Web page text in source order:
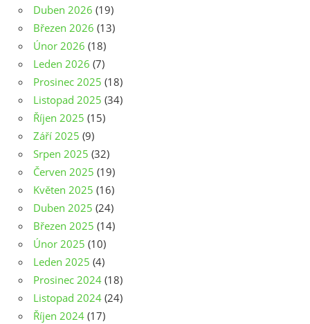
Duben 2026 (19)
Březen 2026 (13)
Únor 2026 (18)
Leden 2026 (7)
Prosinec 2025 (18)
Listopad 2025 (34)
Říjen 2025 (15)
Září 2025 (9)
Srpen 2025 (32)
Červen 2025 (19)
Květen 2025 (16)
Duben 2025 (24)
Březen 2025 (14)
Únor 2025 (10)
Leden 2025 (4)
Prosinec 2024 (18)
Listopad 2024 (24)
Říjen 2024 (17)